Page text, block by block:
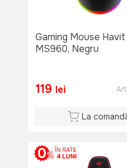
Gaming Mouse Havit
MS960, Negru
119 lei Art:
La